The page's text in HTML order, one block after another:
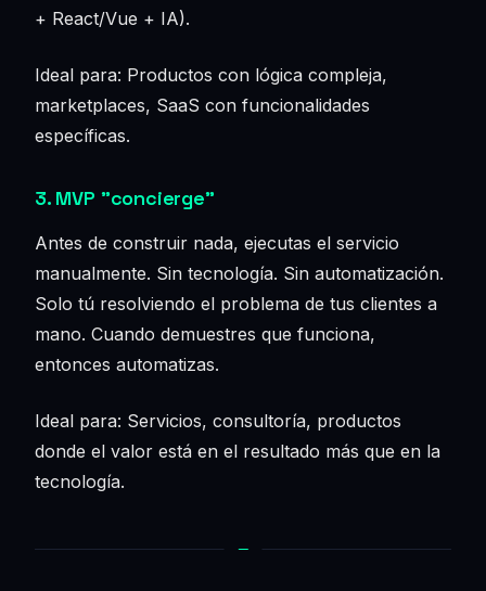
+ React/Vue + IA).
Ideal para: Productos con lógica compleja,
marketplaces, SaaS con funcionalidades
específicas.
3. MVP "concierge"
Antes de construir nada, ejecutas el servicio
manualmente. Sin tecnología. Sin automatización.
Solo tú resolviendo el problema de tus clientes a
mano. Cuando demuestres que funciona,
entonces automatizas.
Ideal para: Servicios, consultoría, productos
donde el valor está en el resultado más que en la
tecnología.